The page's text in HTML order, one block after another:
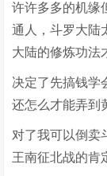
许许多多的机缘
通人，斗罗大陆
大陆的修炼功法
决定了先搞钱学
还怎么才能弄到
对了我可以倒卖
王南征北战的肯